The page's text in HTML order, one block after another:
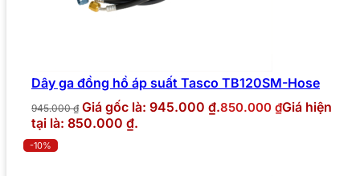
Dây ga đồng hồ áp suất Tasco TB120SM-Hose
945.000₫ Giá gốc là: 945.000 ₫.850.000 ₫Giá hiện
tại là: 850.000 ₫.
-10%